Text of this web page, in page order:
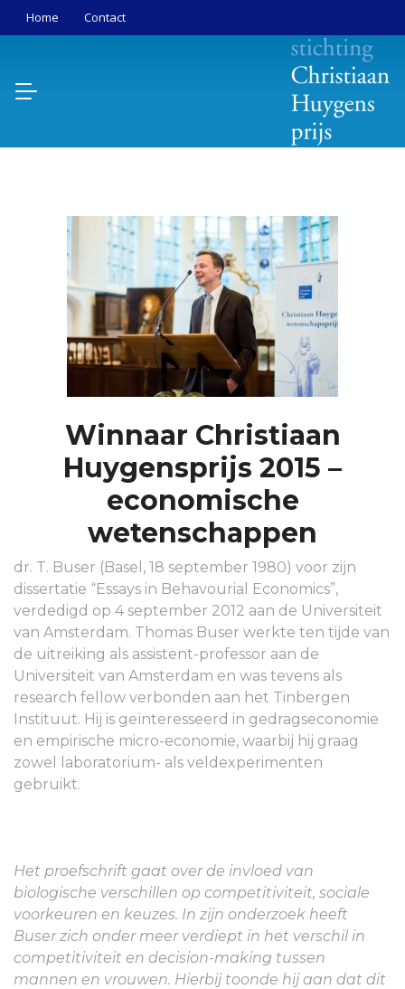
Home Contact
Winnaar Christiaan
Huygensprijs 2015 –
economische
wetenschappen
dr. T. Buser (Basel, 18 september 1980) voor zijn
dissertatie “Essays in Behavourial Economics”,
verdedigd op 4 september 2012 aan de Universiteit
van Amsterdam. Thomas Buser werkte ten tijde van
de uitreiking als assistent-professor aan de
Universiteit van Amsterdam en was tevens als
research fellow verbonden aan het Tinbergen
Instituut. Hij is geïnteresseerd in gedragseconomie
en empirische micro-economie, waarbij hij graag
zowel laboratorium- als veldexperimenten
gebruikt.
Het proefschrift gaat over de invloed van
biologische verschillen op competitiviteit, sociale
voorkeuren en keuzes. In zijn onderzoek heeft
Buser zich onder meer verdiept in het verschil in
competitiviteit en decision-making tussen
mannen en vrouwen. Hierbij toonde hij aan dat dit